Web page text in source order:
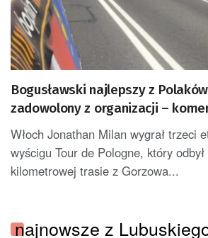
Bogusławski najlepszy z
zadowolony z organizacji –
etapie Tour de Pologne
Włoch Jonathan Milan wygrał trzeci
wyścigu Tour de Pologne, który
kilometrowej trasie z Gorzowa...
najnowsze z